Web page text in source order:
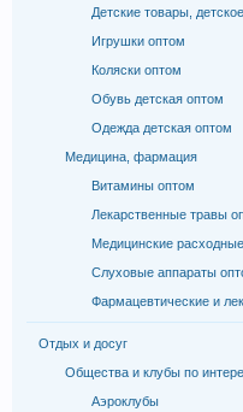
Детские товары,
Игрушки оптом
Коляски оптом
Обувь детская оптом
Одежда детская оптом
Медицина, фармация
Витамины оптом
Лекарственные травы
Медицинские
Слуховые аппараты
Фармацевтические и
Отдых и досуг
Общества и клубы по
Аэроклубы